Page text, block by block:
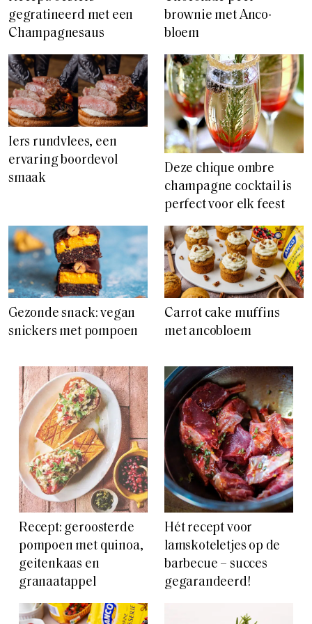
gegratineerd met een
Champagnesaus
brownie met Anco-
bloem
Iers rundvlees, een
ervaring boordevol
smaak
Deze chique ombre
champagne cocktail is
perfect voor elk feest
Gezonde snack: vegan
snickers met pompoen
Carrot cake muffins
met ancobloem
Recept: geroosterde
pompoen met quinoa,
geitenkaas en
granaatappel
Hét recept voor
lamskoteletjes op de
barbecue – succes
gegarandeerd!